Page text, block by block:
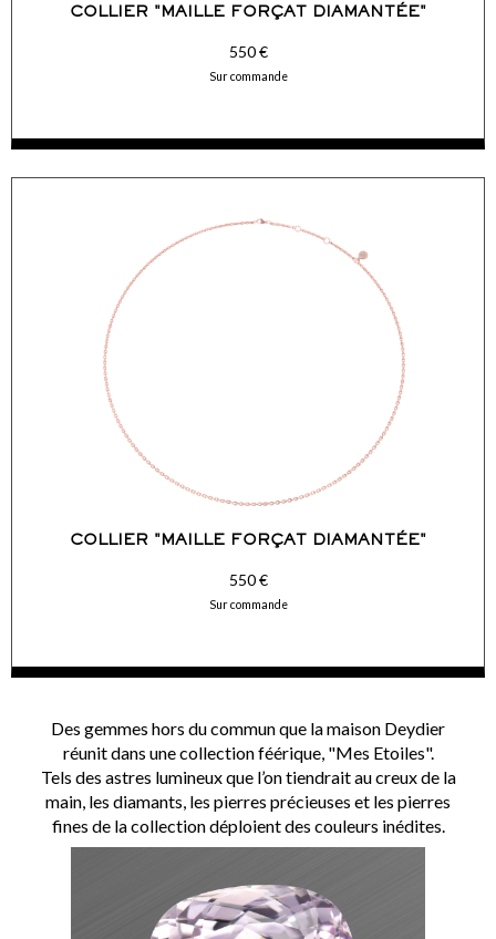
COLLIER "MAILLE FORÇAT DIAMANTÉE"
550 €
Sur commande
COLLIER "MAILLE FORÇAT DIAMANTÉE"
550 €
Sur commande
ACCÉDER AUX DÉTAILS
COMMANDER
Des gemmes hors du commun que la maison Deydier
réunit dans une collection féérique, "Mes Etoiles".
Tels des astres lumineux que l’on tiendrait au creux de la
main, les diamants, les pierres précieuses et les pierres
fines de la collection déploient des couleurs inédites.